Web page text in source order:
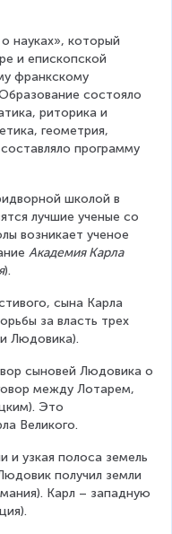
науках», который
и епископской
франкскому
состояло
риторика и
геометрия,
программу
школой в
лучшие ученые со
возникает ученое
Академия Карла
).
сына Карла
за власть трех
Людовика).
сыновей Людовика о
между Лотарем,
Это
Великого.
узкая полоса земель
получил земли
Карл – западную